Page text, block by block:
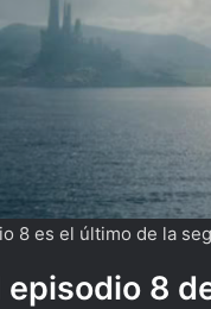
8 es el último de la
8